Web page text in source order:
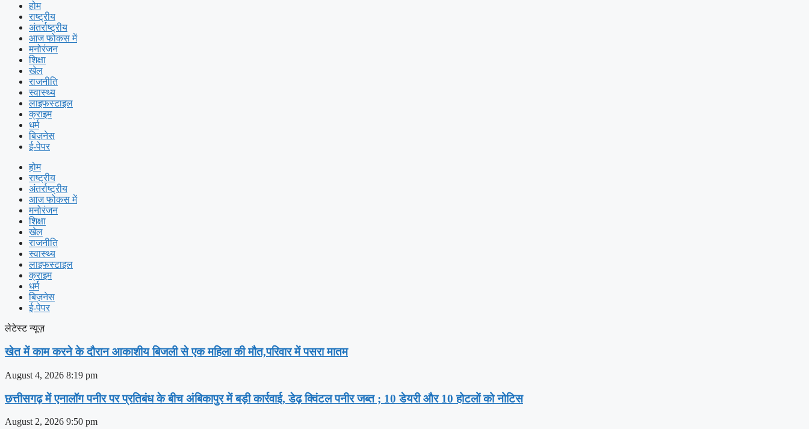
होम
राष्ट्रीय
अंतर्राष्ट्रीय
आज फोकस में
मनोरंजन
शिक्षा
खेल
राजनीति
स्वास्थ्य
लाइफस्टाइल
क्राइम
धर्म
बिज़नेस
ई-पेपर
होम
राष्ट्रीय
अंतर्राष्ट्रीय
आज फोकस में
मनोरंजन
शिक्षा
खेल
राजनीति
स्वास्थ्य
लाइफस्टाइल
क्राइम
धर्म
बिज़नेस
ई-पेपर
लेटेस्ट न्यूज़
खेत में काम करने के दौरान आकाशीय बिजली से एक महिला की मौत,परिवार में पसरा मातम
August 4, 2026 8:19 pm
छत्तीसगढ़ में एनालॉग पनीर पर प्रतिबंध के बीच अंबिकापुर में बड़ी कार्रवाई, डेढ़ क्विंटल पनीर जब्त ; 10 डेयरी और 10 होटलों को नोटिस
August 2, 2026 9:50 pm